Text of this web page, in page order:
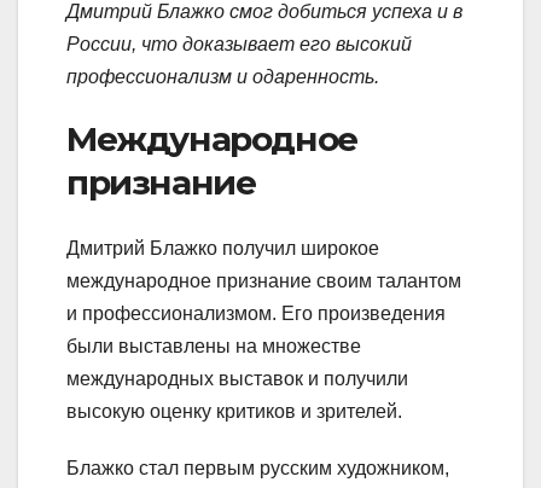
Дмитрий Блажко смог добиться успеха и в
России, что доказывает его высокий
профессионализм и одаренность.
Международное
признание
Дмитрий Блажко получил широкое
международное признание своим талантом
и профессионализмом. Его произведения
были выставлены на множестве
международных выставок и получили
высокую оценку критиков и зрителей.
Блажко стал первым русским художником,